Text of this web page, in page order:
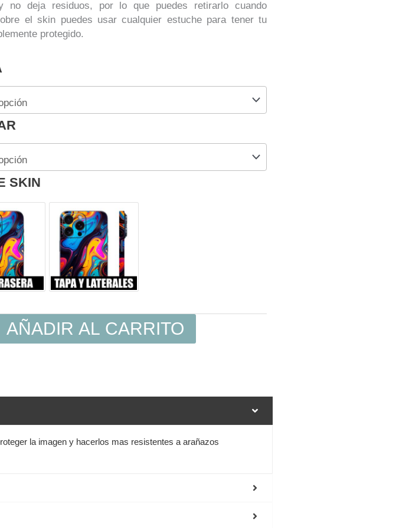
no deja residuos, por lo que puedes retirarlo cuando
el skin puedes usar cualquier estuche para tener tu
protegido.
SKIN
AÑADIR AL CARRITO
la imagen y hacerlos mas resistentes a arañazos